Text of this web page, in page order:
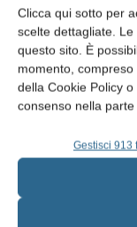
Clicca qui sotto per
scelte dettagliate.
questo sito. È
momento,
della Cookie Policy
consenso nella
Gestisci 913
TAGS ASO
Assistente di Studio
Manuale per